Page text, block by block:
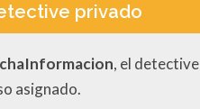
privado
, el
asignado.